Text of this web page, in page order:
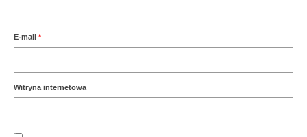
E-mail *
Witryna internetowa